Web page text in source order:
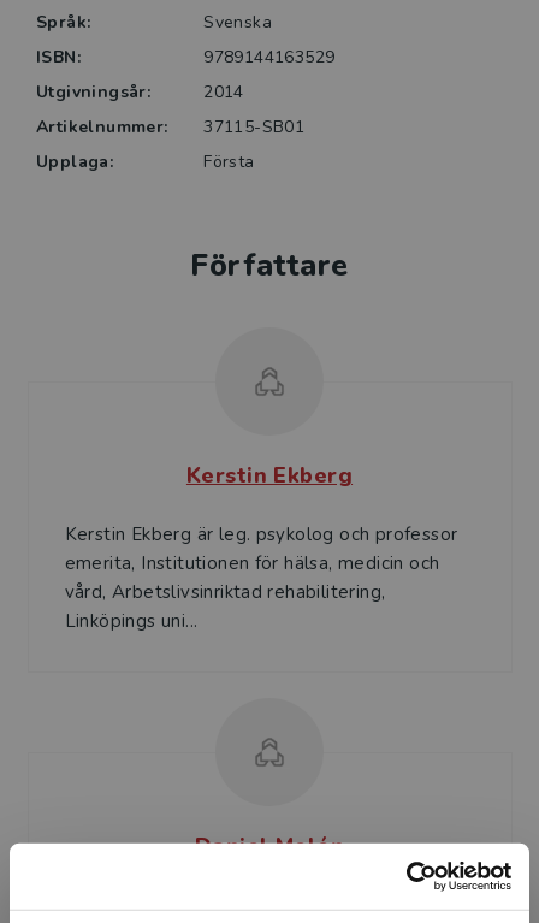
Språk:
Svenska
ISBN:
9789144163529
Utgivningsår:
2014
Artikelnummer:
37115-SB01
Upplaga:
Första
Författare
Kerstin Ekberg
Kerstin Ekberg är leg. psykolog och professor
emerita, Institutionen för hälsa, medicin och
vård, Arbetslivsinriktad rehabilitering,
Linköpings uni...
Daniel Melén
Daniel Melén, fil.dr i sociologi och anknuten till